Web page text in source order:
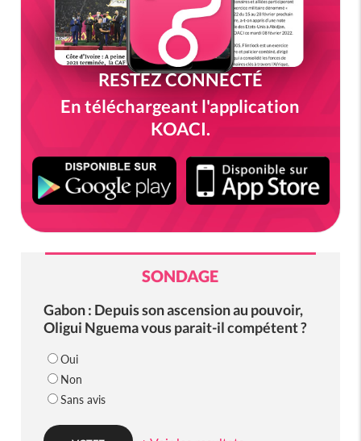
RESTEZ CONNECTÉ
En téléchargeant l'application
KOACI.
SONDAGE
Gabon : Depuis son ascension au pouvoir,
Oligui Nguema vous parait-il compétent ?
Oui
Non
Sans avis